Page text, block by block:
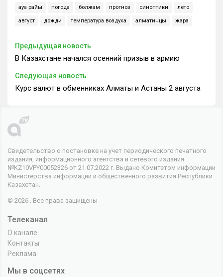
ауа райы погода болжам прогноз синоптики лето
август дожди температура воздуха алматинцы жара
Предыдущая новость
В Казахстане начался осенний призыв в армию
Следующая новость
Курс валют в обменниках Алматы и Астаны 2 августа
Свидетельство о постановке на учет периодического печатного
издания, информационного агентства и сетевого издания
№KZ10VPY00052326 от 21.07.2022 г. Выдано Комитетом информации
Министерства информации и общественного развития Республики
Казахстан.
© 2026 . Все права защищены
Телеканал
О канале
Контакты
Реклама
Мы в соцсетях